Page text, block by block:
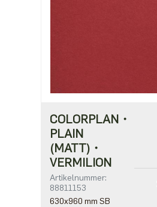
COLORPLAN・
PLAIN
(MATT)・
VERMILION
Artikelnummer:
88811153
630x960 mm SB